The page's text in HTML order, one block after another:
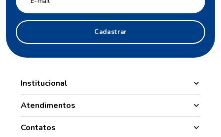
Cadastrar
Institucional
Manipulação
Quem Somos
Atendimentos
Nossas Lojas
Contatos